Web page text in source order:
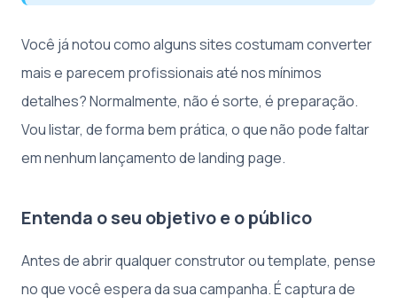
Você já notou como alguns sites costumam converter
mais e parecem profissionais até nos mínimos
detalhes? Normalmente, não é sorte, é preparação.
Vou listar, de forma bem prática, o que não pode faltar
em nenhum lançamento de landing page.
Entenda o seu objetivo e o público
Antes de abrir qualquer construtor ou template, pense
no que você espera da sua campanha. É captura de